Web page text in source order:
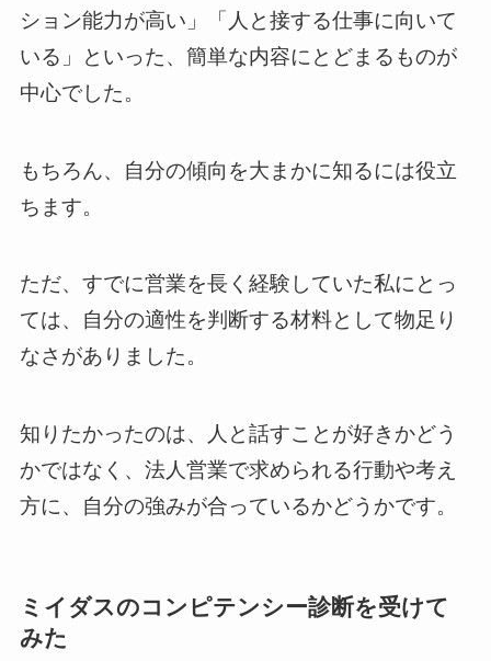
ション能力が高い」「人と接する仕事に向いて
いる」といった、簡単な内容にとどまるものが
中心でした。
もちろん、自分の傾向を大まかに知るには役立
ちます。
ただ、すでに営業を長く経験していた私にとっ
ては、自分の適性を判断する材料として物足り
なさがありました。
知りたかったのは、人と話すことが好きかどう
かではなく、法人営業で求められる行動や考え
方に、自分の強みが合っているかどうかです。
ミイダスのコンピテンシー診断を受けて
みた